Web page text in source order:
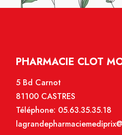
PHARMACIE CLOT
5 Bd Carnot
81100 CASTRES
Téléphone: 05.63.35.35.18